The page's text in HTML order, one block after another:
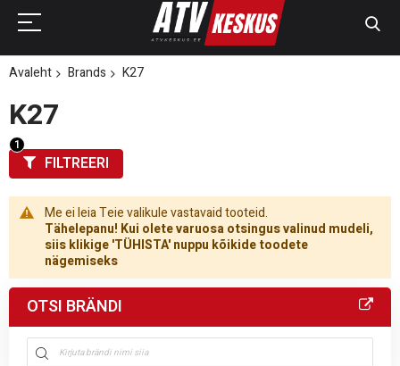
Avaleht Brands K27
K27
Me ei leia Teie valikule vastavaid tooteid.
Tähelepanu! Kui olete varuosa otsingus valinud mudeli,
siis klikige 'TÜHISTA' nuppu kõikide toodete
nägemiseks
FILTREERI
OTSI BRÄNDI